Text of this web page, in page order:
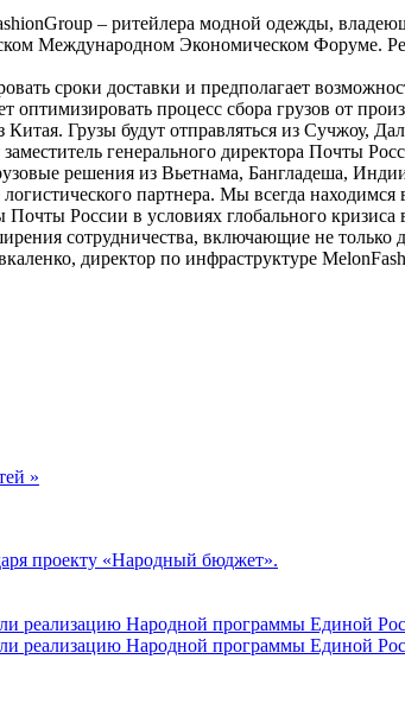
– ритейлера модной одежды,
Международном Экономическом Форуме.
сроки доставки и предполагает
процесс сбора грузов от
Китая. Грузы будут отправляться из Сучжоу,
генерального директора Почты
решения из Вьетнама, Бангладеша,
партнера. Мы всегда
России в условиях глобального
сотрудничества, включающие не только
директор по инфраструктуре
»
проекту «Народный бюджет».
реализацию Народной программы Единой
реализацию Народной программы Единой